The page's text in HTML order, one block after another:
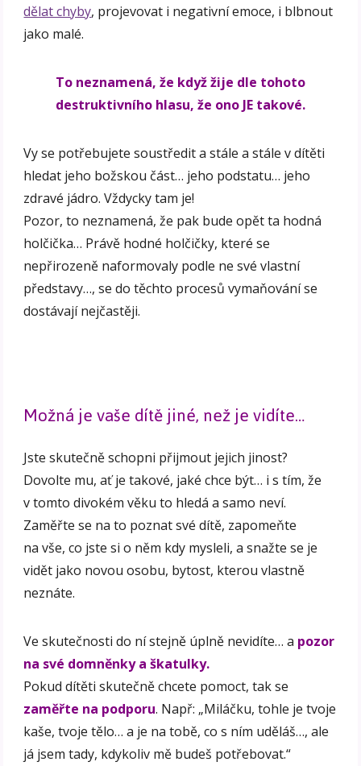
dělat chyby, projevovat i negativní emoce, i blbnout
jako malé.
To neznamená, že když žije dle tohoto
destruktivního hlasu, že ono JE takové.
Vy se potřebujete soustředit a stále a stále v dítěti
hledat jeho božskou část… jeho podstatu… jeho
zdravé jádro. Vždycky tam je!
Pozor, to neznamená, že pak bude opět ta hodná
holčička… Právě hodné holčičky, které se
nepřirozeně naformovaly podle ne své vlastní
představy…, se do těchto procesů vymaňování se
dostávají nejčastěji.
Možná je vaše dítě jiné, než je vidíte…
Jste skutečně schopni přijmout jejich jinost?
Dovolte mu, ať je takové, jaké chce být… i s tím, že
v tomto divokém věku to hledá a samo neví.
Zaměřte se na to poznat své dítě, zapomeňte
na vše, co jste si o něm kdy mysleli, a snažte se je
vidět jako novou osobu, bytost, kterou vlastně
neznáte.
Ve skutečnosti do ní stejně úplně nevidíte… a pozor
na své domněnky a škatulky.
Pokud dítěti skutečně chcete pomoct, tak se
zaměřte na podporu. Např: „Miláčku, tohle je tvoje
kaše, tvoje tělo… a je na tobě, co s ním uděláš…, ale
já jsem tady, kdykoliv mě budeš potřebovat.“